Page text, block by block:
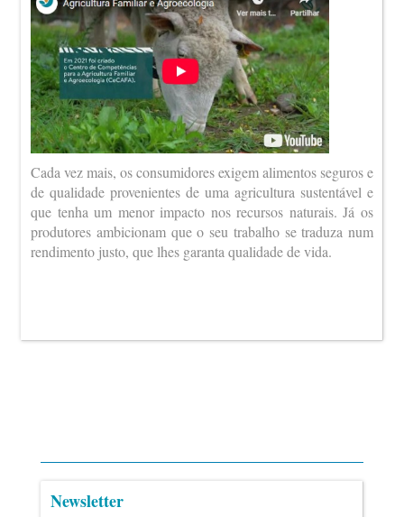
Cada vez mais, os consumidores exigem alimentos seguros e
de qualidade provenientes de uma agricultura sustentável e
que tenha um menor impacto nos recursos naturais. Já os
produtores ambicionam que o seu trabalho se traduza num
rendimento justo, que lhes garanta qualidade de vida.
Newsletter